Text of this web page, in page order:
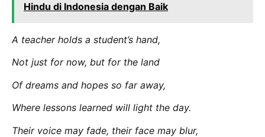
Hindu di Indonesia dengan Baik
A teacher holds a student’s hand,
Not just for now, but for the land
Of dreams and hopes so far away,
Where lessons learned will light the day.
Their voice may fade, their face may blur,